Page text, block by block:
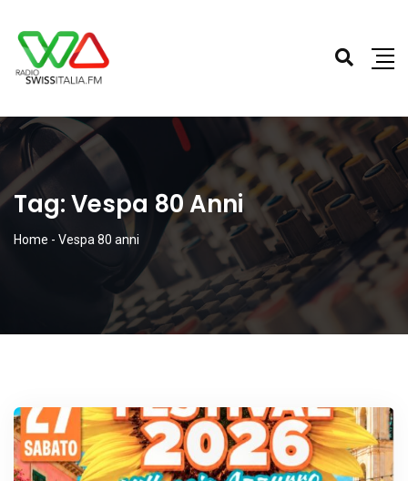
Tag:Vespa 80 Anni
Home - Vespa 80 anni